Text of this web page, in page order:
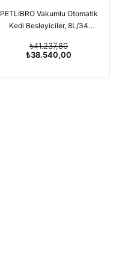
PETLIBRO Vakumlu Otomatik
Kedi Besleyiciler, 8L/34
₺38.540,00
₺41.237,80